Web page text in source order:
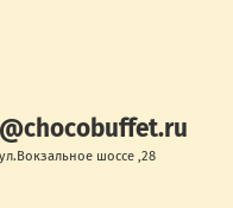
шоссе ,28